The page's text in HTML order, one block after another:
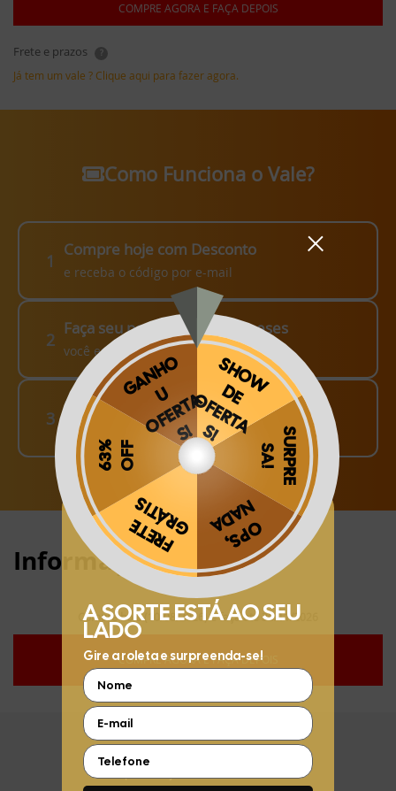
COMPRE AGORA E FAÇA DEPOIS
Frete e prazos ?
Já tem um vale ? Clique aqui para fazer agora.
Como Funciona o Vale?
1
Compre hoje com Desconto
e receba o código por e-mail
2
Faça seu pedido em até 3 meses
você escolhe como fazer!
3
Finalize o seu Pedido!
pague o Frete e receba em sua casa
Informações:
Compre hoje (10/08/2026) e faça até 30/11/2026
COMPRE AGORA E FAÇA DEPOIS
FIQUE POR DENTRO
Obrigado por se cadastrar na
Aproveite e receba as novidades e ofertas exclusivas da